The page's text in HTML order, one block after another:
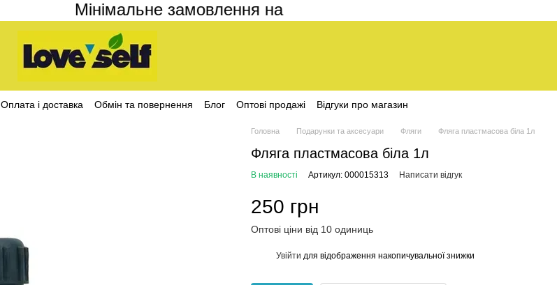
Мінімальне замовлення на сайті становить 200 грн
Оплата і доставка Обмін та повернення Блог Оптові продажі
Відгуки про магазин
Головна Подарунки та аксесуари Фляги Фляга пластмасова біла 1л
Фляга пластмасова біла 1л
В наявності Артикул: 000015313 Написати відгук
250 грн
Оптові ціни від 10 одиниць
Увійти для відображення накопичувальної знижки